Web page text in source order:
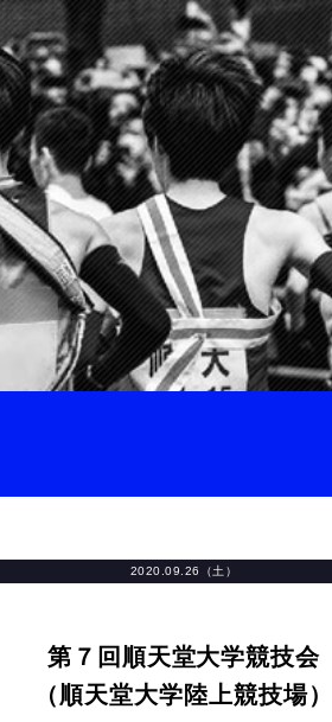
2020.09.26（土）
第７回順天堂大学競技会
（順天堂大学陸上競技場）